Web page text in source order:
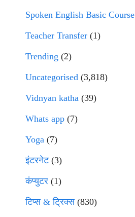
Spoken English Basic Course
Teacher Transfer (1)
Trending (2)
Uncategorised (3,818)
Vidnyan katha (39)
Whats app (7)
Yoga (7)
इंटरनेट(3)
कंप्युटर (1)
टिप्स & ट्रिक्स(830)